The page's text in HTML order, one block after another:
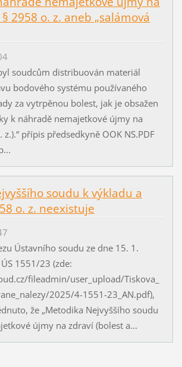
2958 o. z. aneb „salámová
soudcům distribuován materiál
bodového systému používaného
za vytrpěnou bolest, jak je obsažen
k náhradě nemajetkové újmy na
přípis předsedkyně OOK NS.PDF
soudu k výkladu a
o. z. neexistuje
Ústavního soudu ze dne 15. 1.
1551/23 (zde:
fileadmin/user_upload/Tiskova_
2025/4-1551-23_AN.pdf),
že „Metodika Nejvyššího soudu
újmy na zdraví (bolest a...